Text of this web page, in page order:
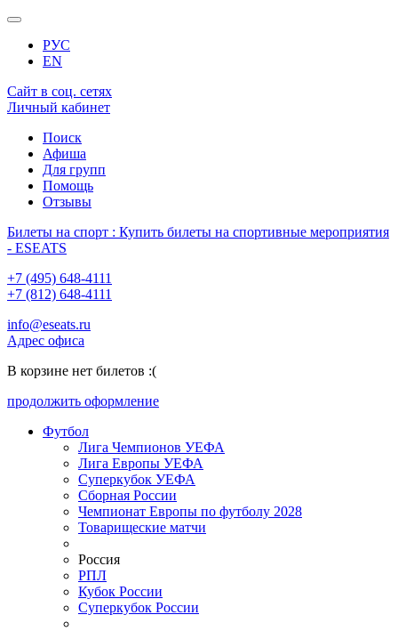
РУС
EN
Сайт в соц. сетях
Личный кабинет
Поиск
Афиша
Для групп
Помощь
Отзывы
Билеты на спорт : Купить билеты на спортивные мероприятия
- ESEATS
+7 (495) 648-4111
+7 (812) 648-4111
info@eseats.ru
Адрес офиса
В корзине нет билетов :(
продолжить оформление
Футбол
Лига Чемпионов УЕФА
Лига Европы УЕФА
Суперкубок УЕФА
Сборная России
Чемпионат Европы по футболу 2028
Товарищеские матчи
Россия
РПЛ
Кубок России
Суперкубок России